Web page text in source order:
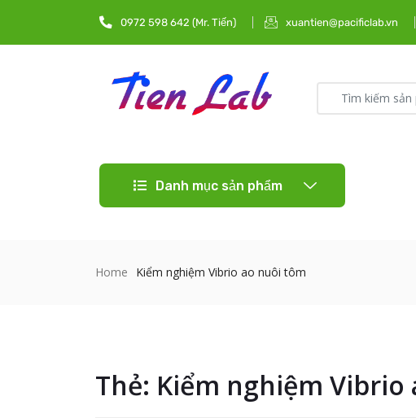
0972 598 642 (Mr. Tiến) xuantien@pacificlab.vn
Danh mục sản phẩm
Home Kiểm nghiệm Vibrio ao nuôi tôm
Thẻ: Kiểm nghiệm Vibrio